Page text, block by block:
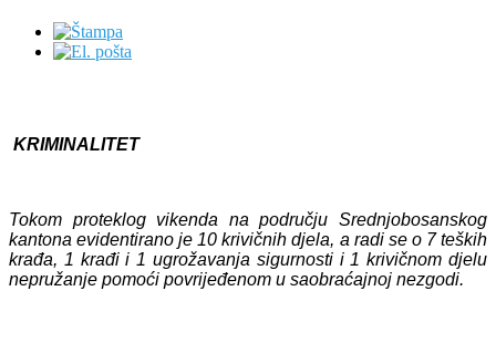
KRIMINALITET
Tokom proteklog vikenda na području Srednjobosanskog
kantona evidentirano je 10 krivičnih djela, a radi se o 7 teških
krađa, 1 krađi i 1 ugrožavanja sigurnosti i 1 krivičnom djelu
nepružanje pomoći povrijeđenom u saobraćajnoj nezgodi.